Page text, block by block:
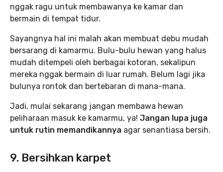
nggak ragu untuk membawanya ke kamar dan
bermain di tempat tidur.
Sayangnya hal ini malah akan membuat debu mudah
bersarang di kamarmu. Bulu-bulu hewan yang halus
mudah ditempeli oleh berbagai kotoran, sekalipun
mereka nggak bermain di luar rumah. Belum lagi jika
bulunya rontok dan bertebaran di mana-mana.
Jadi, mulai sekarang jangan membawa hewan
peliharaan masuk ke kamarmu, ya! Jangan lupa juga
untuk rutin memandikannya agar senantiasa bersih.
9. Bersihkan karpet